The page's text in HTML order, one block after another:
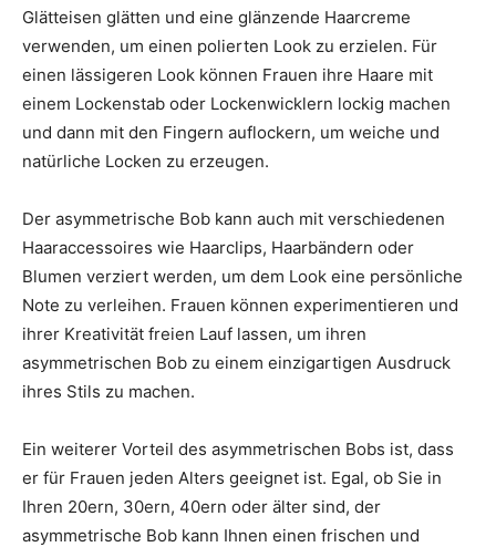
Glätteisen glätten und eine glänzende Haarcreme
verwenden, um einen polierten Look zu erzielen. Für
einen lässigeren Look können Frauen ihre Haare mit
einem Lockenstab oder Lockenwicklern lockig machen
und dann mit den Fingern auflockern, um weiche und
natürliche Locken zu erzeugen.
Der asymmetrische Bob kann auch mit verschiedenen
Haaraccessoires wie Haarclips, Haarbändern oder
Blumen verziert werden, um dem Look eine persönliche
Note zu verleihen. Frauen können experimentieren und
ihrer Kreativität freien Lauf lassen, um ihren
asymmetrischen Bob zu einem einzigartigen Ausdruck
ihres Stils zu machen.
Ein weiterer Vorteil des asymmetrischen Bobs ist, dass
er für Frauen jeden Alters geeignet ist. Egal, ob Sie in
Ihren 20ern, 30ern, 40ern oder älter sind, der
asymmetrische Bob kann Ihnen einen frischen und